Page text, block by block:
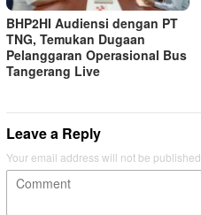
BHP2HI Audiensi dengan PT
TNG, Temukan Dugaan
Pelanggaran Operasional Bus
Tangerang Live
Leave a Reply
Your email address will not be published.